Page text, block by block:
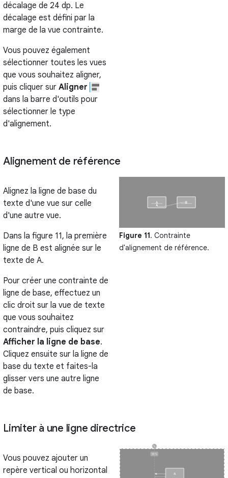
décalage de 24 dp. Le
décalage est défini par la
marge de la vue contrainte.
Vous pouvez également
sélectionner toutes les vues
que vous souhaitez aligner,
puis cliquer sur Aligner
dans la barre d'outils pour
sélectionner le type
d'alignement.
Alignement de référence
Alignez la ligne de base du
texte d'une vue sur celle
d'une autre vue.
Dans la figure 11, la première
ligne de B est alignée sur le
texte de A.
Pour créer une contrainte de
ligne de base, effectuez un
clic droit sur la vue de texte
que vous souhaitez
contraindre, puis cliquez sur
Afficher la ligne de base.
Cliquez ensuite sur la ligne de
base du texte et faites-la
glisser vers une autre ligne
de base.
Figure 11. Contrainte
d'alignement de référence.
Limiter à une ligne directrice
Vous pouvez ajouter un
repère vertical ou horizontal